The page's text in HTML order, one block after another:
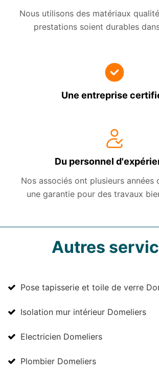
Nous utilisons des matériaux
prestations soient durables
Une entreprise
Du personnel
Nos associés ont plusieurs années
une garantie pour des travaux
Autres
Pose tapisserie et toile de verre
Isolation mur intérieur Domeliers
Electricien Domeliers
Plombier Domeliers